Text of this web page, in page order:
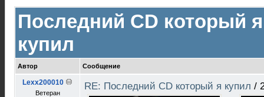
Последний CD который я
купил
Автор Сообщение
Lexx200010
Ветеран
RE: Последний CD который я купил /